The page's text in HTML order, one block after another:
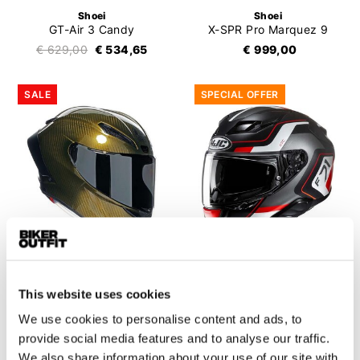
This website uses cookies
We use cookies to personalise content and ads, to
provide social media features and to analyse our traffic.
Shoei
GT-Air 3 Candy
€ 629,00 € 534,65
Shoei
X-SPR Pro Marquez 9
€ 999,00
SALE
AGV
€ 1.815,00 € 1.249,95
SPECIAL OFFER
€ 389,95 € 239,95